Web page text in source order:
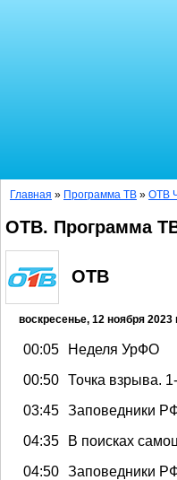
Главная » Программа ТВ » ОТВ
ОТВ. Программа
ОТВ
воскресенье, 12 ноября 2023
00:05
Неделя УрФО
00:50 Точка взрыва.
03:45 Заповедники
04:35
В поисках
04:50 Заповедники